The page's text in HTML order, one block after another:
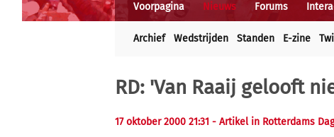
Voorpagina Nieuws Forums
Archief Wedstrijden Standen E-zine
RD: 'Van Raaij gelooft
17 oktober 2000 21:31 - Artikel in Rotterdams